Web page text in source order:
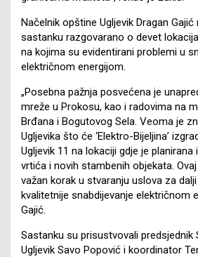
Načelnik opštine Ugljevik Dragan
sastanku razgovarano o devet
na kojima su evidentirani problemi u
električnom energijom.
„Posebna pažnja posvećena je
mreže u Prokosu, kao i radovima na
Brđana i Bogutovog Sela. Veoma je
Ugljevika što će ‘Elektro-Bijeljina’
Ugljevik 11 na lokaciji gdje je planirana
vrtića i novih stambenih objekata.
važan korak u stvaranju uslova za
kvalitetnije snabdijevanje električnom
Gajić.
Sastanku su prisustvovali predsjednik
Ugljevik Savo Popović i koordinator